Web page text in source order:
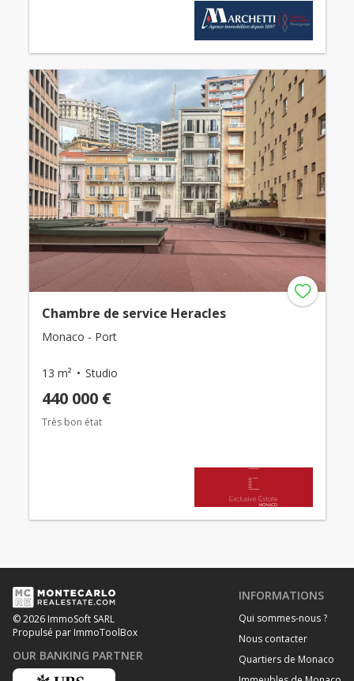
Chambre de service Heracles
Monaco - Port
13 m² Studio
440 000 €
Très bon état
© 2026 ImmoSoft SARL
Propulsé par ImmoToolBox
OUR BANKING PARTNER
INFORMATIONS
Qui sommes-nous ?
Nous contacter
Quartiers de Monaco